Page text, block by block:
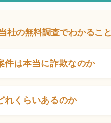
社の無料調査でわかること
件は本当に詐欺なのか
れくらいあるのか